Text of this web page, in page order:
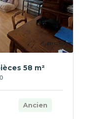
58 m²
Ancien